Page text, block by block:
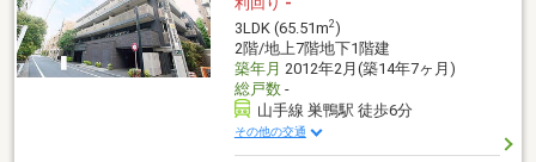
3LDK (65.51m2)
2階/地上7階地下1階建
築年月 2012年2月(築14年7ヶ月)
総戸数-
山手線 巣鴨駅 徒歩6分
その他の交通